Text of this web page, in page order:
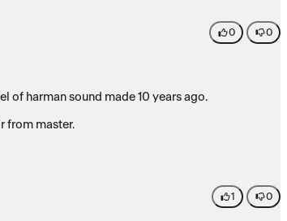
0 0
On the level of harman sound made 10 years ago.
pair from master.
1 0